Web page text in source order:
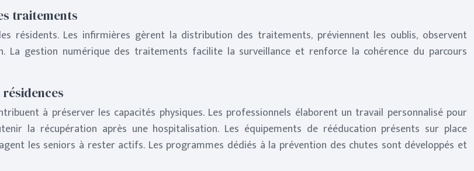
traitements
résidents. Les infirmières gèrent la distribution des traitements, préviennent les oublis, observent
La gestion numérique des traitements facilite la surveillance et renforce la cohérence du parcours
à préserver les capacités physiques. Les professionnels élaborent un travail personnalisé pour
la récupération après une hospitalisation. Les équipements de rééducation présents sur place
les seniors à rester actifs. Les programmes dédiés à la prévention des chutes sont développés et